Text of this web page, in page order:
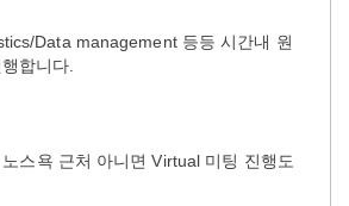
Data management 등등 시간내 원
합니다.
스욕 근처 아니면 Virtual 미팅 진행도